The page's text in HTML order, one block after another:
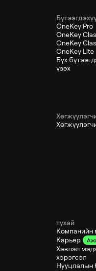
OneKey Pro
OneKey
OneKey
OneKey Lite
Бүх
үзэх
тухай
Компанийн
Карьер
Хэвлэл
хэрэгсэл
Нууцлалын